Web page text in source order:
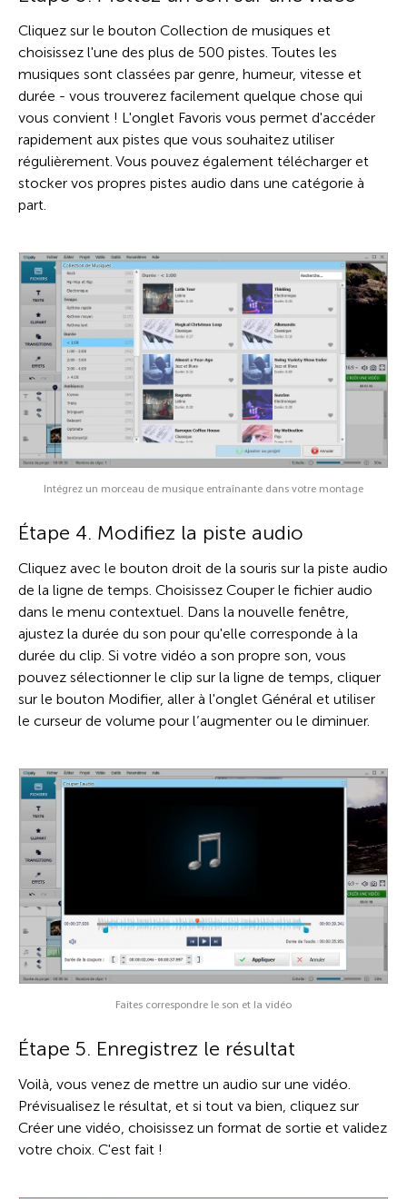
Cliquez sur le bouton Сollection de musiques et
choisissez l'une des plus de 500 pistes. Toutes les
musiques sont classées par genre, humeur, vitesse et
durée - vous trouverez facilement quelque chose qui
vous convient ! L'onglet Favoris vous permet d'accéder
rapidement aux pistes que vous souhaitez utiliser
régulièrement. Vous pouvez également télécharger et
stocker vos propres pistes audio dans une catégorie à
part.
Intégrez un morceau de musique entraînante dans votre montage
Étape 4. Modifiez la piste audio
Cliquez avec le bouton droit de la souris sur la piste audio
de la ligne de temps. Choisissez Couper le fichier audio
dans le menu contextuel. Dans la nouvelle fenêtre,
ajustez la durée du son pour qu'elle corresponde à la
durée du clip. Si votre vidéo a son propre son, vous
pouvez sélectionner le clip sur la ligne de temps, cliquer
sur le bouton Modifier, aller à l'onglet Général et utiliser
le curseur de volume pour l’augmenter ou le diminuer.
Faites correspondre le son et la vidéo
Étape 5. Enregistrez le résultat
Voilà, vous venez de mettre un audio sur une vidéo.
Prévisualisez le résultat, et si tout va bien, cliquez sur
Créer une vidéo, choisissez un format de sortie et validez
votre choix. C'est fait !